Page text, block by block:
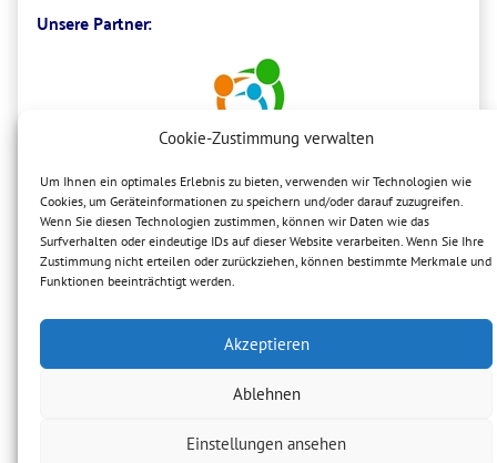
Cookie-Zustimmung verwalten
Um Ihnen ein optimales Erlebnis zu bieten, verwenden wir Technologien wie
Cookies, um Geräteinformationen zu speichern und/oder darauf zuzugreifen.
Wenn Sie diesen Technologien zustimmen, können wir Daten wie das
Surfverhalten oder eindeutige IDs auf dieser Website verarbeiten. Wenn Sie Ihre
Zustimmung nicht erteilen oder zurückziehen, können bestimmte Merkmale und
Funktionen beeinträchtigt werden.
Akzeptieren
Ablehnen
Einstellungen ansehen
Unsere Partner: